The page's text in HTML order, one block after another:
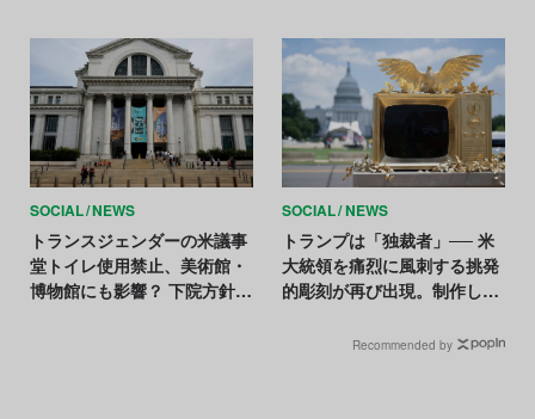
能」
SOCIAL NEWS
トランスジェンダーの米議事
堂トイレ使用禁止、美術館・
博物館にも影響？ 下院方針へ
SOCIAL NEWS
トランプは「独裁者」── 米
大統領を痛烈に風刺する挑発
的彫刻が再び出現。制作した
Recommended by